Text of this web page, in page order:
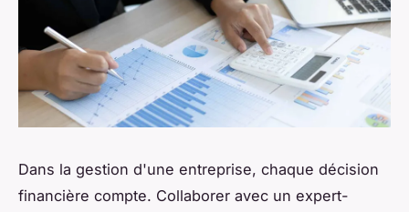
Dans la gestion d'une entreprise, chaque décision
financière compte. Collaborer avec un expert-